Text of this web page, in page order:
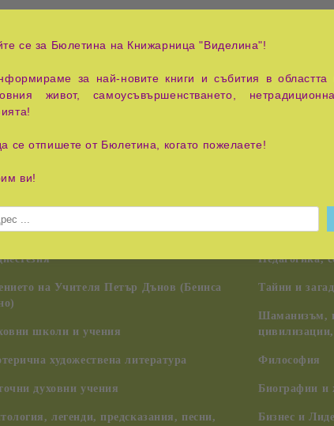
посветени на Пътя към добрите постижения.
на Учителя Петър Дънов (Беинса
школи и учения
художествена литература
духовни учения
легенди, предсказания, песни,
Педагогика,
Тайни и
Шаманизъм,
Философия
Биографии и
Бизнес и
се за Бюлетина на Книжарница "Виделина"!
за най-новите книги и събития в областта
живот, самоусъвършенстването,
се отпишете от Бюлетина, когато пожелаете!
ви!